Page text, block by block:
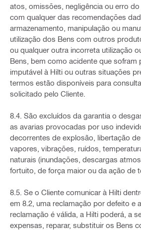
atos, omissões, negligência ou erro
com qualquer das recomendações
armazenamento, manipulação ou
utilização dos Bens com outros
ou qualquer outra incorreta utilização
Bens, bem como acidente que sofram
imputável à Hilti ou outras situações
termos estão disponíveis para
solicitado pelo Cliente.
8.4. São excluídos da garantia o
as avarias provocadas por uso
decorrentes de explosão, libertação de
vapores, vibrações, ruídos,
naturais (inundações, descargas
fortuito, de força maior ou da ação de
8.5. Se o Cliente comunicar à Hilti
em 8.2, uma reclamação por defeito e
reclamação é válida, a Hilti poderá, a
expensas, reparar, substituir os Bens